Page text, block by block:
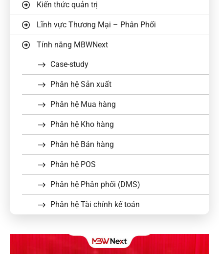
Kiến thức quản trị
Lĩnh vực Thương Mại – Phân Phối
Tính năng MBWNext
Case-study
Phân hệ Sản xuất
Phân hệ Mua hàng
Phân hệ Kho hàng
Phân hệ Bán hàng
Phân hệ POS
Phân hệ Phân phối (DMS)
Phân hệ Tài chính kế toán